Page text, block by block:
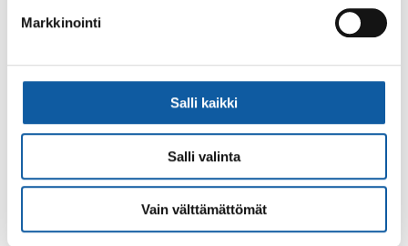
Markkinointi
Salli kaikki
Salli valinta
Vain välttämättömät
32 kpl (4.-6. lk)